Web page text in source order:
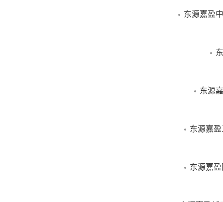
东源嘉盈
东源
东源嘉
东源嘉
正式确认。投
保，投资者不
推介文件，并自
司注册商标，